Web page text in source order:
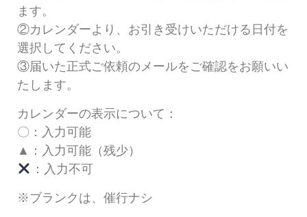
ます。
②カレンダーより、お引き受けいただける日付を
選択してください。
③届いた正式ご依頼のメールをご確認をお願いい
たします。
カレンダーの表示について：
〇：入力可能
▲：入力可能（残少）
：入力不可
※ブランクは、催行ナシ